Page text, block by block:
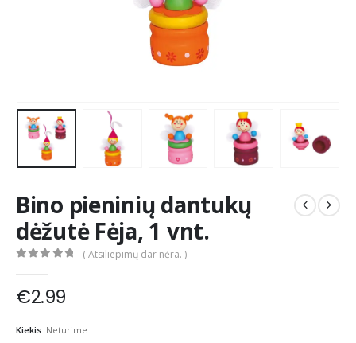
Bino pieninių dantukų
dėžutė Fėja, 1 vnt.
( Atsiliepimų dar nėra. )
€2.99
Kiekis: Neturime